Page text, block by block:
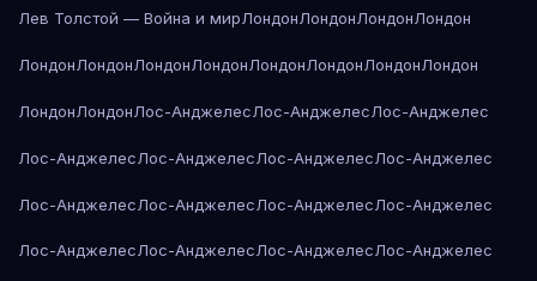
Лев Толстой — Война и мирЛондонЛондонЛондонЛондон
ЛондонЛондонЛондонЛондонЛондонЛондонЛондонЛондон
ЛондонЛондонЛос-АнджелесЛос-АнджелесЛос-Анджелес
Лос-АнджелесЛос-АнджелесЛос-АнджелесЛос-Анджелес
Лос-АнджелесЛос-АнджелесЛос-АнджелесЛос-Анджелес
Лос-АнджелесЛос-АнджелесЛос-АнджелесЛос-Анджелес